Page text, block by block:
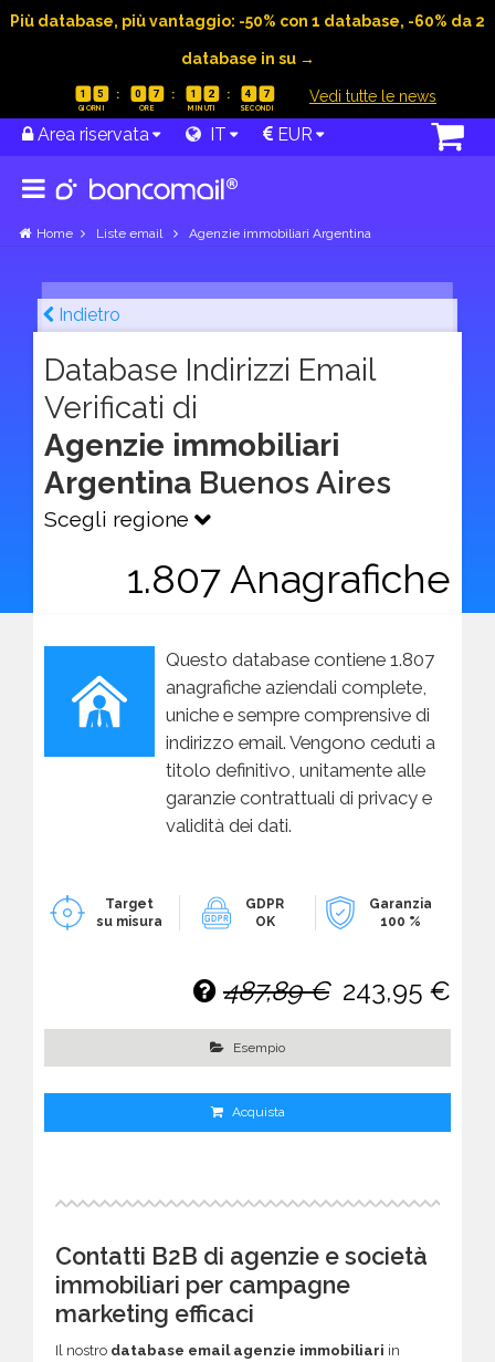
Più database, più vantaggio: -50% con 1 database, -60% da 2
database in su →
1 5 0 7 1 2 4 6 Vedi tutte le news
Area riservata IT EUR
Home Liste email Agenzie immobiliari Argentina
Indietro
Database Indirizzi Email
Verificati di
Agenzie immobiliari
Argentina Buenos Aires
Scegli regione
1.807 Anagrafiche
Questo database contiene 1.807
anagrafiche aziendali complete,
uniche e sempre comprensive di
indirizzo email. Vengono ceduti a
titolo definitivo, unitamente alle
garanzie contrattuali di privacy e
validità dei dati.
Target
su misura
GDPR
OK
Garanzia
100 %
487,89 € 243,95 €
Esempio
Acquista
Contatti B2B di agenzie e società
immobiliari per campagne
marketing efficaci
Il nostro database email agenzie immobiliari in